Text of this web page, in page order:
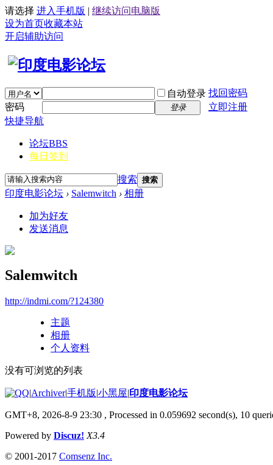
请选择 进入手机版 | 继续访问电脑版
设为首页收藏本站
开启辅助访问
自动登录 找回密码
密码
登录
立即注册
快捷导航
论坛BBS
每日签到
搜索 搜索
印度电影论坛 › Salemwitch › 相册
加为好友
发送消息
Salemwitch
http://indmi.com/?124380
主题
相册
个人资料
没有可浏览的列表
|Archiver|手机版|小黑屋|印度电影论坛
GMT+8, 2026-8-9 23:30 , Processed in 0.059692 second(s), 10
Powered by Discuz! X3.4
© 2001-2017 Comsenz Inc.